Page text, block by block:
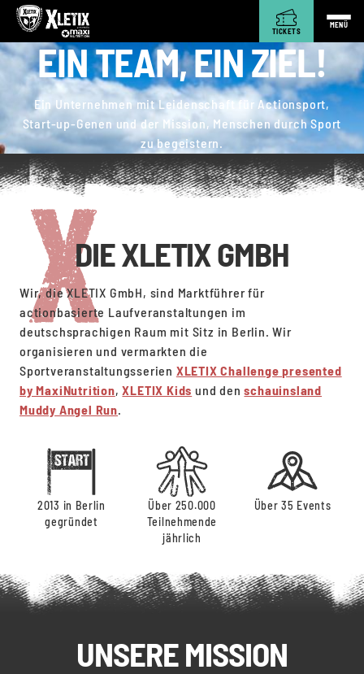
TICKETS
MENÜ
EIN TEAM, EIN ZIEL!
Ein Unternehmen mit Leidenschaft für Actionsport,
Start-up-Genen und der Mission, Menschen durch Sport
zu begeistern.
DIE XLETIX GMBH
Wir, die XLETIX GmbH, sind Marktführer für
actionbasierte Laufveranstaltungen im
deutschsprachigen Raum mit Sitz in Berlin. Wir
organisieren und vermarkten die
Sportveranstaltungsserien XLETIX Challenge presented
by MaxiNutrition,XLETIX Kids und denschauinsland
Muddy Angel Run.
2013 in Berlin
gegründet
Über 250.000
Teilnehmende
jährlich
Über 35 Events
UNSERE MISSION